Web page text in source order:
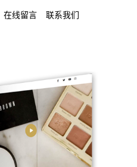
在线留言 联系我们